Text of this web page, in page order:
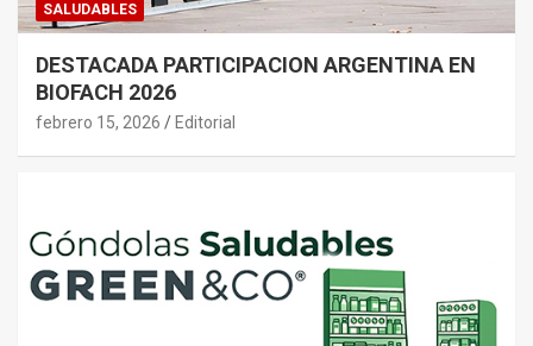
SALUDABLES
DESTACADA PARTICIPACION ARGENTINA EN
BIOFACH 2026
febrero 15, 2026 Editorial